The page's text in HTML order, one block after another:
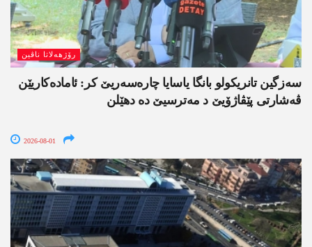
رۆژھەلاتا ناڤین
سەزگین تانریکولو بانگا یاسایا چارەسەریێ کر: ئامادەکاریێن
ڤەشارتی پێڤاژۆیێ د مەترسیێ دە دھێلن
2026-08-01